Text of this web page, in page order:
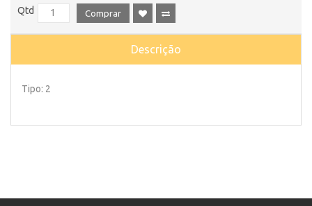
Qtd Comprar
Descrição
Tipo: 2